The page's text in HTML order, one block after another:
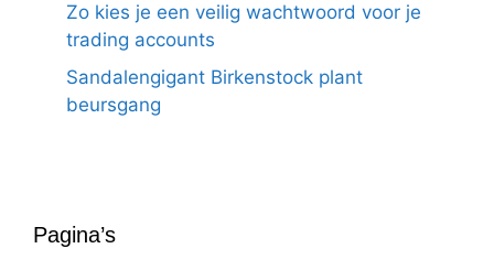
Zo kies je een veilig wachtwoord voor je
trading accounts
Sandalengigant Birkenstock plant
beursgang
Pagina’s